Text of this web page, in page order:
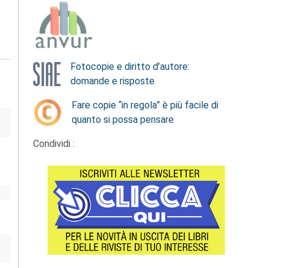
Fotocopie e diritto d’autore:
domande e risposte
Fare copie “in regola” è più facile di
quanto si possa pensare
Condividi :